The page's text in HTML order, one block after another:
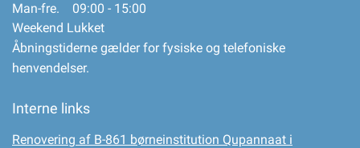
Man-fre. 09:00 - 15:00
Weekend Lukket
Åbningstiderne gælder for fysiske og telefoniske
henvendelser.
Interne links
Renovering af B-861 børneinstitution Qupannaat i